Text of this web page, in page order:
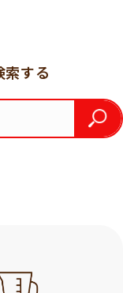
する